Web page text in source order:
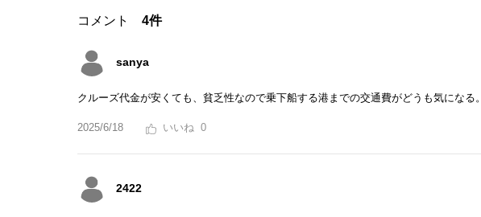
コメント 4件
sanya
クルーズ代金が安くても、貧乏性なので乗下船する港までの交通費がどうも気になる。
2025/6/18 0
2422